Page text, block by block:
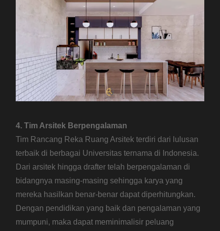
4. Tim Arsitek Berpengalaman
Tim Rancang Reka Ruang Arsitek terdiri dari lulusan
terbaik di berbagai Universitas ternama di Indonesia.
Dari arsitek hingga drafter telah berpengalaman di
bidangnya masing-masing sehingga karya yang
mereka hasilkan benar-benar dapat diperhitungkan.
Dengan pendidikan yang baik dan pengalaman yang
mumpuni, maka dapat meminimalisir peluang